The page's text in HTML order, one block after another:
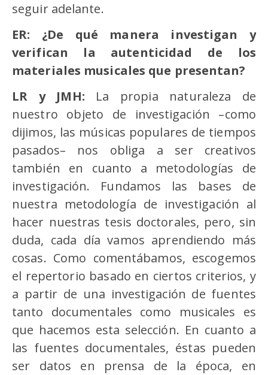
seguir adelante.
ER: ¿De qué manera investigan y
verifican la autenticidad de los
materiales musicales que presentan?
LR y JMH: La propia naturaleza de
nuestro objeto de investigación –como
dijimos, las músicas populares de tiempos
pasados– nos obliga a ser creativos
también en cuanto a metodologías de
investigación. Fundamos las bases de
nuestra metodología de investigación al
hacer nuestras tesis doctorales, pero, sin
duda, cada día vamos aprendiendo más
cosas. Como comentábamos, escogemos
el repertorio basado en ciertos criterios, y
a partir de una investigación de fuentes
tanto documentales como musicales es
que hacemos esta selección. En cuanto a
las fuentes documentales, éstas pueden
ser datos en prensa de la época, en